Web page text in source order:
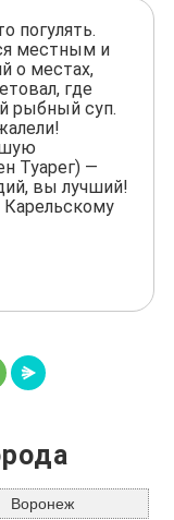
погулять.
местным и
о местах,
где
рыбный суп.
Туарег) —
вы лучший!
Карельскому
Воронеж